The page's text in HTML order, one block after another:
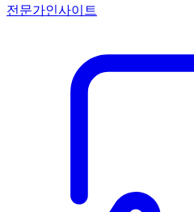
전문가인사이트